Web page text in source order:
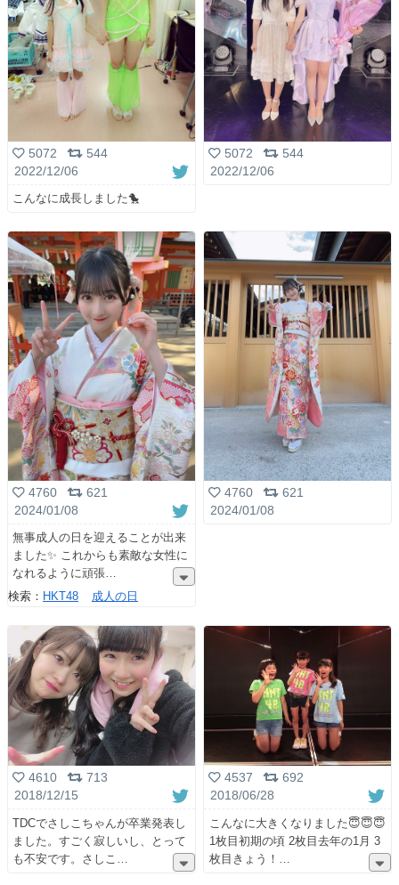
5072
544
2022/12/06
こんなに成長しました🐤
5072
544
2022/12/06
4760
621
2024/01/08
無事成人の日を迎えることが出来
ました✨ これからも素敵な女性に
なれるように頑張
検索： HKT48 成人の日
4760
621
2024/01/08
4610
713
2018/12/15
TDCでさしこちゃんが卒業発表し
ました。すごく寂しいし、とって
も不安です。さしこ
4537
692
2018/06/28
こんなに大きくなりました😇😇😇
1枚目初期の頃 2枚目去年の1月 3
枚目きょう！